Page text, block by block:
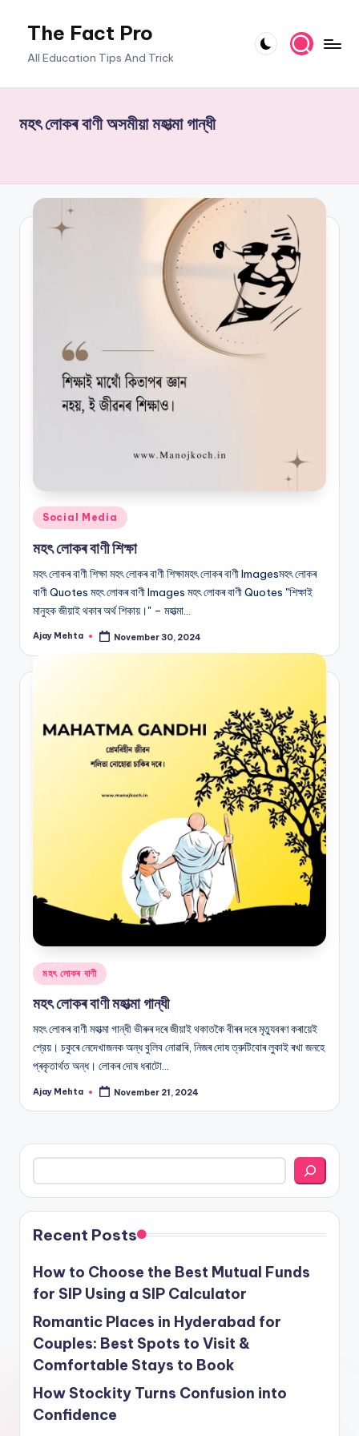
The Fact Pro
All Education Tips And Trick
মহৎ লোকৰ বাণী অসমীয়া মহাত্মা গান্ধী
Posted
in
Social Media
মহৎ লোকৰ বাণী শিক্ষা
মহৎ লোকৰ বাণী শিক্ষা মহৎ লোকৰ বাণী শিক্ষামহৎ লোকৰ বাণী Imagesমহৎ লোকৰ
বাণী Quotes মহৎ লোকৰ বাণী Images মহৎ লোকৰ বাণী Quotes "শিক্ষাই
মানুহক জীয়াই থকাৰ অৰ্থ শিকায়।" – মহাত্মা…
Posted
Ajay Mehta November 30, 2024
Posted
in
মহৎ লোকৰ বাণী
মহৎ লোকৰ বাণী মহাত্মা গান্ধী
মহৎ লোকৰ বাণী মহাত্মা গান্ধী ভীৰুৰ দৰে জীয়াই থকাতকৈ বীৰৰ দৰে মৃত্যুবৰণ কৰায়েই
শ্রেয়। চকুৰে নেদেখাজনক অন্ধ বুলিব নােৱাৰি, নিজৰ দোষ ত্রুটিবােৰ লুকাই ৰখা জনহে
প্ৰকৃতাৰ্থত অন্ধ। লােকৰ দোষ ধৰাটো…
Posted
Ajay Mehta November 21, 2024
Search
Recent Posts
How to Choose the Best Mutual Funds
for SIP Using a SIP Calculator
Romantic Places in Hyderabad for
Couples: Best Spots to Visit &
Comfortable Stays to Book
How Stockity Turns Confusion into
Confidence